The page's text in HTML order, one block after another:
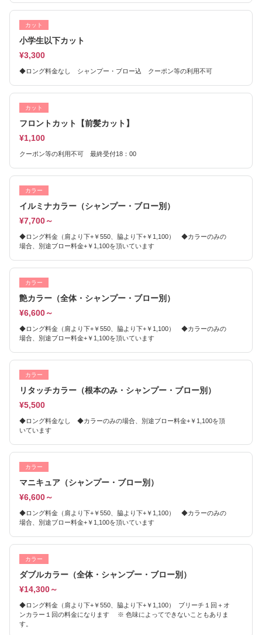
カット
小学生以下カット
¥3,300
◆ロング料金なし シャンプー・ブロー込 クーポン等の利用不可
カット
フロントカット【前髪カット】
¥1,100
クーポン等の利用不可 最終受付18：00
カラー
イルミナカラー（シャンプー・ブロー別）
¥7,700～
◆ロング料金（肩より下+￥550、脇より下+￥1,100） ◆カラーのみの
場合、別途ブロー料金+￥1,100を頂いています
カラー
艶カラー（全体・シャンプー・ブロー別）
¥6,600～
◆ロング料金（肩より下+￥550、脇より下+￥1,100） ◆カラーのみの
場合、別途ブロー料金+￥1,100を頂いています
カラー
リタッチカラー（根本のみ・シャンプー・ブロー別）
¥5,500
◆ロング料金なし ◆カラーのみの場合、別途ブロー料金+￥1,100を頂
いています
カラー
マニキュア（シャンプー・ブロー別）
¥6,600～
◆ロング料金（肩より下+￥550、脇より下+￥1,100） ◆カラーのみの
場合、別途ブロー料金+￥1,100を頂いています
カラー
ダブルカラー（全体・シャンプー・ブロー別）
¥14,300～
◆ロング料金（肩より下+￥550、脇より下+￥1,100） ブリーチ１回＋オ
ンカラー１回の料金になります ※ 色味によってできないこともありま
す。